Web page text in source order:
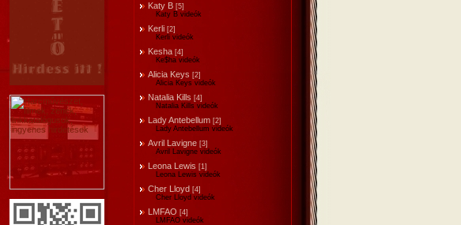
Katy B [5]
Katy B videók
Kerli [2]
Kerli videók
Kesha [4]
Ke$ha videók
Alicia Keys [2]
Alicia Keys videók
Natalia Kills [4]
Natalia Kills videók
Lady Antebellum [2]
Lady Antebellum videók
Avril Lavigne [3]
Avril Lavigne videók
Leona Lewis [1]
Leona Lewis videók
Cher Lloyd [4]
Cher Lloyd videók
LMFAO [4]
LMFAO videók